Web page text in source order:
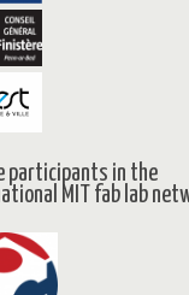
participants in the
MIT fab lab